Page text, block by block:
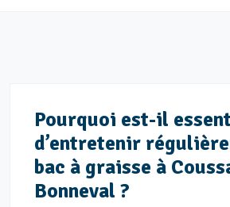
Pourquoi est-il
d’entretenir
bac à graisse à
Bonneval ?